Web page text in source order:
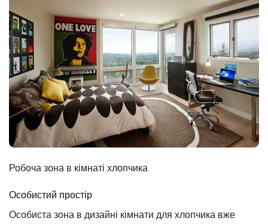
Робоча зона в кімнаті хлопчика
Особистий простір
Особиста зона в дизайні кімнати для хлопчика вже